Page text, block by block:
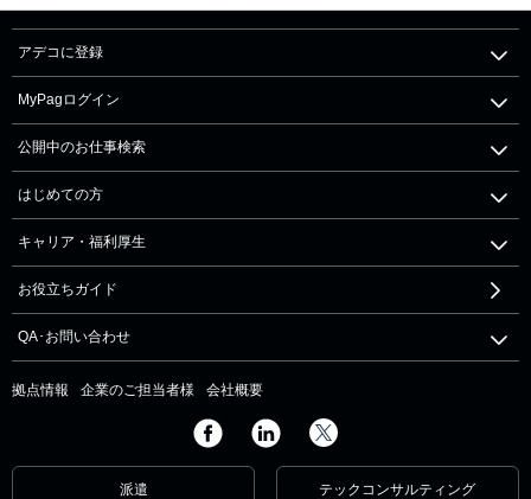
アデコに登録
MyPagログイン
公開中のお仕事検索
はじめての方
キャリア・福利厚生
お役立ちガイド
QA･お問い合わせ
拠点情報 企業のご担当者様 会社概要
派遣 テックコンサルティング